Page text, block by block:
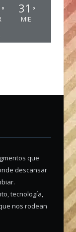
° 31 °
MIE
que
descansar
tecnología,
nos rodean